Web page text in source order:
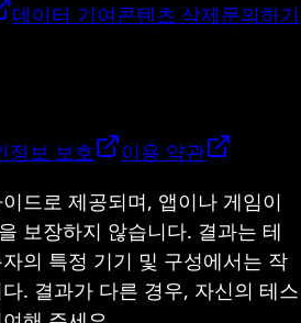
데이터 기여콘텐츠 삭제문의하기
정보 보호
이용 약관
드로 제공되며, 앱이나 게임이
보장하지 않습니다. 결과는 테
의 특정 기기 및 구성에서는 작
. 결과가 다른 경우, 자신의 테스